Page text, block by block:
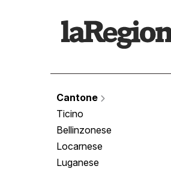
Cantone
Ticino
Bellinzonese
Locarnese
Luganese